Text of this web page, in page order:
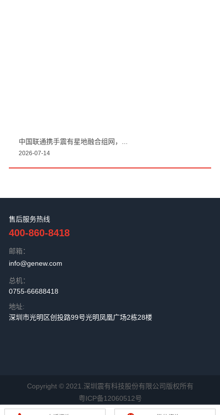
中国联通携手震有星地融合组网，...
2026-07-14
售后服务热线
400-860-8418
邮箱：
info@genew.com
总机：
0755-66688418
地址:
深圳市光明区创投路99号光明凤凰广场2栋28楼
Copyright © 2021.深圳震有科技股份有限公司版权所有
粤ICP备12060512号